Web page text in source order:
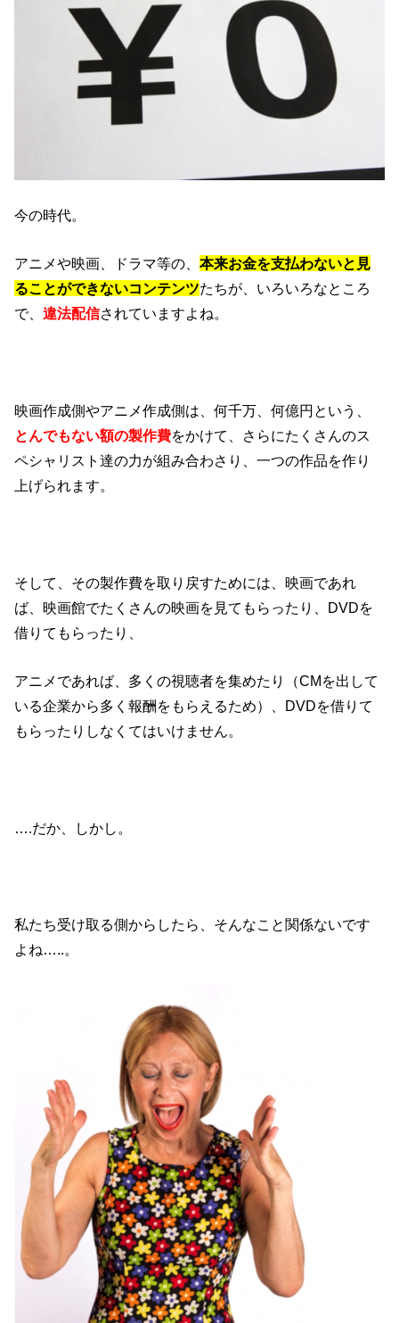
今の時代。
アニメや映画、ドラマ等の、本来お金を支払わないと見
ることができないコンテンツたちが、いろいろなところ
で、違法配信されていますよね。
映画作成側やアニメ作成側は、何千万、何億円という、
とんでもない額の製作費をかけて、さらにたくさんのス
ペシャリスト達の力が組み合わさり、一つの作品を作り
上げられます。
そして、その製作費を取り戻すためには、映画であれ
ば、映画館でたくさんの映画を見てもらったり、DVDを
借りてもらったり、
アニメであれば、多くの視聴者を集めたり（CMを出して
いる企業から多く報酬をもらえるため）、DVDを借りて
もらったりしなくてはいけません。
….だか、しかし。
私たち受け取る側からしたら、そんなこと関係ないです
よね…..。